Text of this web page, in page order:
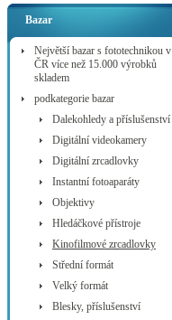
Bazar
Největší bazar s fototechnikou v
ČR více než 15.000 výrobků
skladem
podkategorie bazar
Dalekohledy a příslušenství
Digitální videokamery
Digitální zrcadlovky
Instantní fotoaparáty
Objektivy
Hledáčkové přístroje
Kinofilmové zrcadlovky
Střední formát
Velký formát
Blesky, příslušenství